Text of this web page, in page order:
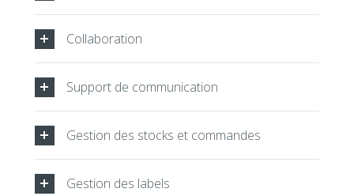
Collaboration
Support de communication
Gestion des stocks et commandes
Gestion des labels